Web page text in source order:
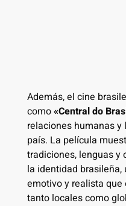
Además, el cine
como«Central do
relaciones humanas
país. La película
tradiciones, lenguas y
la identidad
emotivo y realista
tanto locales como